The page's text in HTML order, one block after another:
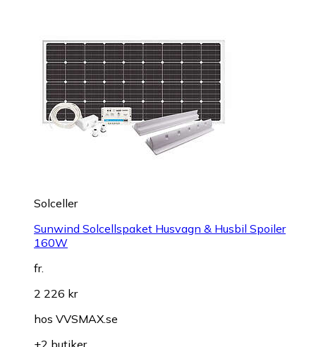
Solceller
Sunwind Solcellspaket Husvagn & Husbil Spoiler
160W
fr.
2 226 kr
hos VVSMAX.se